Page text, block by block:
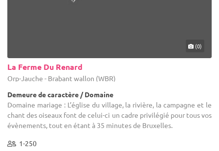
(0)
La Ferme Du Renard
Orp-Jauche - Brabant wallon (WBR)
Demeure de caractère / Domaine
Domaine mariage : L’église du village, la rivière, la campagne et le
chant des oiseaux font de celui-ci un cadre privilégié pour tous vos
évènements, tout en étant à 35 minutes de Bruxelles.
1-250